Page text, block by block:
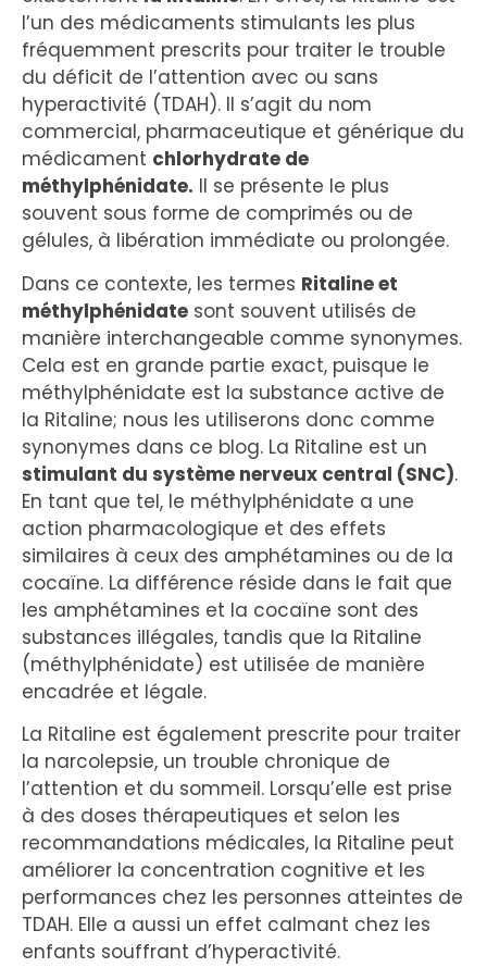
l’un des médicaments stimulants les plus
fréquemment prescrits pour traiter le trouble
du déficit de l’attention avec ou sans
hyperactivité (TDAH). Il s’agit du nom
commercial, pharmaceutique et générique du
médicament chlorhydrate de
méthylphénidate. Il se présente le plus
souvent sous forme de comprimés ou de
gélules, à libération immédiate ou prolongée.
Dans ce contexte, les termes Ritaline et
méthylphénidate sont souvent utilisés de
manière interchangeable comme synonymes.
Cela est en grande partie exact, puisque le
méthylphénidate est la substance active de
la Ritaline; nous les utiliserons donc comme
synonymes dans ce blog. La Ritaline est un
stimulant du système nerveux central (SNC).
En tant que tel, le méthylphénidate a une
action pharmacologique et des effets
similaires à ceux des amphétamines ou de la
cocaïne. La différence réside dans le fait que
les amphétamines et la cocaïne sont des
substances illégales, tandis que la Ritaline
(méthylphénidate) est utilisée de manière
encadrée et légale.
La Ritaline est également prescrite pour traiter
la narcolepsie, un trouble chronique de
l’attention et du sommeil. Lorsqu’elle est prise
à des doses thérapeutiques et selon les
recommandations médicales, la Ritaline peut
améliorer la concentration cognitive et les
performances chez les personnes atteintes de
TDAH. Elle a aussi un effet calmant chez les
enfants souffrant d’hyperactivité.